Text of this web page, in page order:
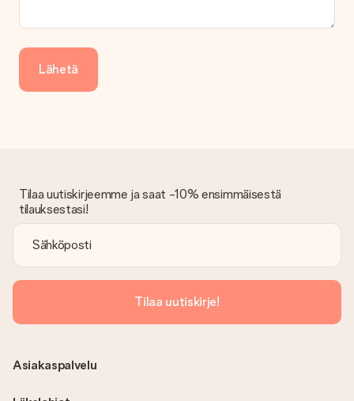
Saapunut lahja
Entä jos lahja ei ole täysin mieleeni?
Olemme syvästi pahoillamme, että lahjasi ei ole sinun mielesi
Tämä tarkoittaa sitä, että lahja toimitetaan suoraan
vastaanottajalle, mikä tekee siitä todellisen yllätyksen!
Lähetä
Tilaa uutiskirjeemme ja saat -10% ensimmäisestä
tilauksestasi!
Tilaa uutiskirje!
Asiakaspalvelu